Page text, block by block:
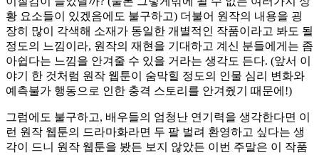
황 요소들이 있겠음에도 불구하고) 더불어 원작의 내용을 굉
장히 많이 각색해 소재가 동일한 개별적인 작품이라고 봐도 될
정도의 느낌이라, 원작의 재현을 기대하고 계신 분들에게는 좀
아쉽다는 느낌을 안겨줄 수 있을 거라는 생각도 든다. (앞서 이
야기 한 것처럼 원작 웹툰이 숨막힐 정도의 인물 심리 변화와
예측불가 행동으로 인한 충격 스토리를 안겨줬기 때문에!)
그럼에도 불구하고, 배우들의 엄청난 연기력을 생각한다면 이
런 원작 웹툰의 드라마화라면 두 팔 벌려 환영하고 싶다는 생
각이 드니 원작 웹툰을 봤든 보지 않았든 이번 주말은 이 작품